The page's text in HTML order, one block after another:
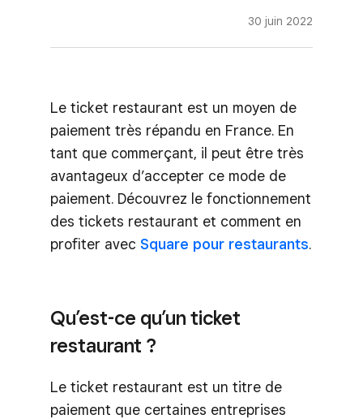
30 juin 2022
Le ticket restaurant est un moyen de
paiement très répandu en France. En
tant que commerçant, il peut être très
avantageux d’accepter ce mode de
paiement. Découvrez le fonctionnement
des tickets restaurant et comment en
profiter avec Square pour restaurants.
Qu’est-ce qu’un ticket
restaurant ?
Le ticket restaurant est un titre de
paiement que certaines entreprises